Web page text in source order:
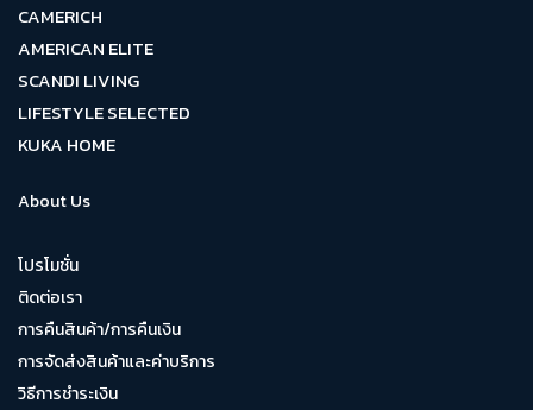
CAMERICH
AMERICAN ELITE
SCANDI LIVING
LIFESTYLE SELECTED
KUKA HOME
About Us
โปรโมชั่น
ติดต่อเรา
การคืนสินค้า/การคืนเงิน
การจัดส่งสินค้าและค่าบริการ
วิธีการชำระเงิน